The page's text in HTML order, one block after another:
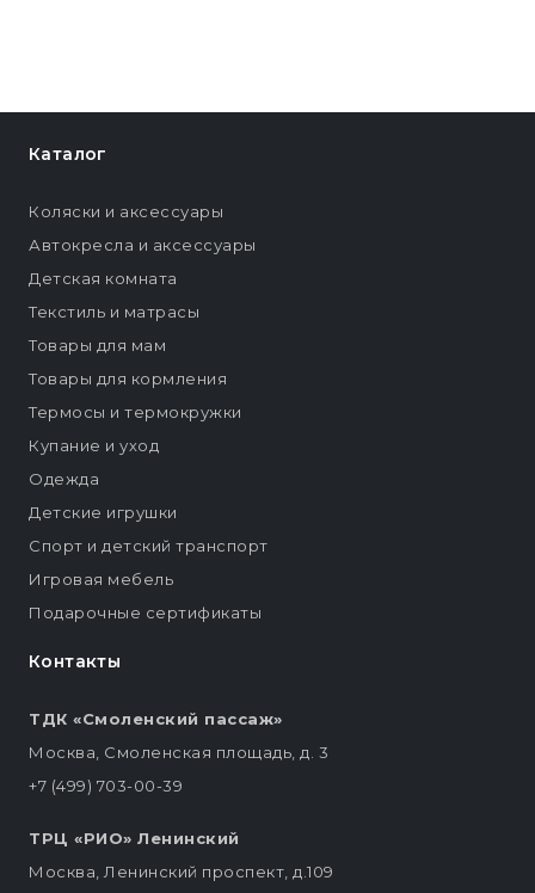
Контакты
ТДК «Смоленский пассаж»
Москва, Смоленская площадь, д. 3
+7 (499) 703-00-39
ТРЦ «РИО» Ленинский
Москва, Ленинский проспект, д.109
Каталог
Коляски и аксессуары
Автокресла и аксессуары
Детская комната
Текстиль и матрасы
Товары для мам
Товары для кормления
Термосы и термокружки
Купание и уход
Одежда
Детские игрушки
Спорт и детский транспорт
Игровая мебель
Подарочные сертификаты